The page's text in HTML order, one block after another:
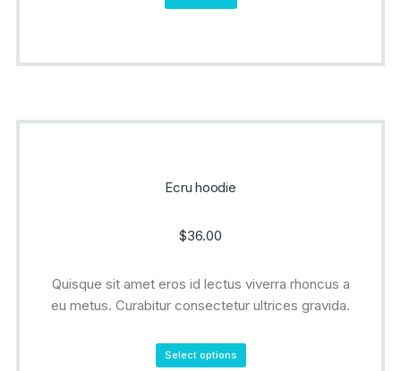
Ecru hoodie
$36.00
Quisque sit amet eros id lectus viverra rhoncus a
eu metus. Curabitur consectetur ultrices gravida.
Select options